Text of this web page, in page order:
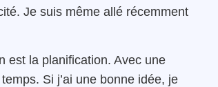
Je suis même allé récemment
est la planification. Avec une
Si j’ai une bonne idée, je